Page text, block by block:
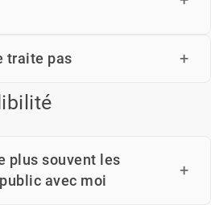
traite pas
plus souvent les
avec moi